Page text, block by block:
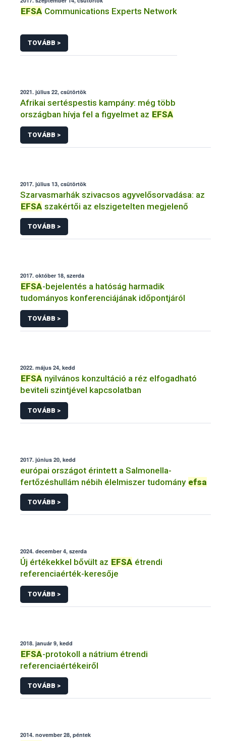
EFSA Communications Experts Network
TOVÁBB >
2021. július 22, csütörtök
Afrikai sertéspestis kampány: még több
országban hívja fel a figyelmet az EFSA
TOVÁBB >
2017. július 13, csütörtök
Szarvasmarhák szivacsos agyvelősorvadása: az
EFSA szakértői az elszigetelten megjelenő
TOVÁBB >
2017. október 18, szerda
EFSA-bejelentés a hatóság harmadik
tudományos konferenciájának időpontjáról
TOVÁBB >
2022. május 24, kedd
EFSA nyilvános konzultáció a réz elfogadható
beviteli szintjével kapcsolatban
TOVÁBB >
2017. június 20, kedd
európai országot érintett a Salmonella-
fertőzéshullám nébih élelmiszer tudomány efsa
TOVÁBB >
2024. december 4, szerda
Új értékekkel bővült az EFSA étrendi
referenciaérték-keresője
TOVÁBB >
2018. január 9, kedd
EFSA-protokoll a nátrium étrendi
referenciaértékeiről
TOVÁBB >
2014. november 28, péntek